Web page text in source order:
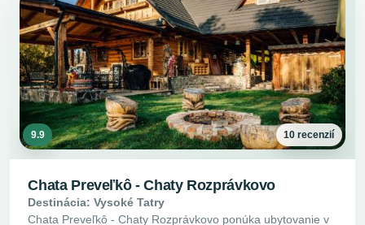
9.9 10 recenzií
Chata Preveľkô - Chaty Rozprávkovo
Destinácia: Vysoké Tatry
Chata Preveľkô - Chaty Rozprávkovo ponúka ubytovanie v